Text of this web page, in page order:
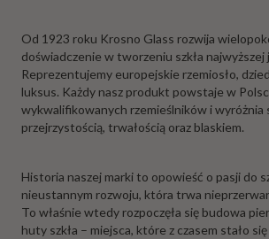
Od 1923 roku Krosno Glass rozwija
doświadczenie w tworzeniu szkła najwyższej
Reprezentujemy europejskie rzemiosło,
luksus. Każdy nasz produkt powstaje w
wykwalifikowanych rzemieślników i wyróżnia
przejrzystością, trwałością oraz blaskiem.
Historia naszej marki to opowieść o pasji do
nieustannym rozwoju, która trwa
To właśnie wtedy rozpoczęła się budowa
huty szkła – miejsca, które z czasem stało